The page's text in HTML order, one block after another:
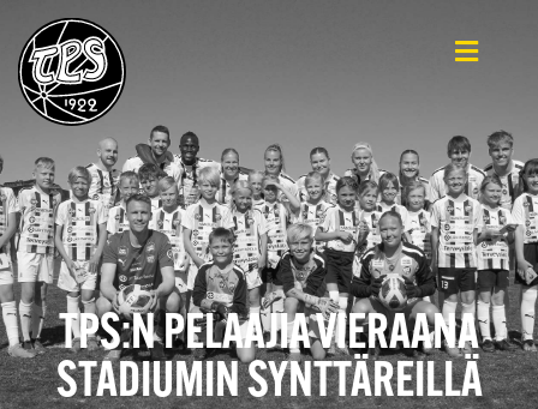
TPS:N PELAAJIA VIERAANA
STADIUMIN SYNTTÄREILLÄ